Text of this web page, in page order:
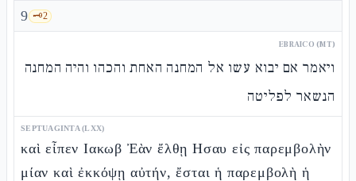
9 🗝️2
EBRAICO (MT)
ויאמר אם יבוא עשו אל המחנה האחת והכהו והיה המחנה
הנשאר לפליטה
SEPTUAGINTA (LXX)
καὶ εἶπεν Ιακωβ Ἐὰν ἔλθῃ Ησαυ εἰς παρεμβολὴν
μίαν καὶ ἐκκόψῃ αὐτήν, ἔσται ἡ παρεμβολὴ ἡ